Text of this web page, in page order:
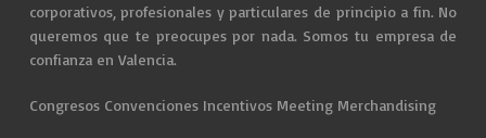
corporativos, profesionales y particulares de principio a fin. No
queremos que te preocupes por nada. Somos tu empresa de
confianza en Valencia.
Congresos Convenciones Incentivos Meeting Merchandising